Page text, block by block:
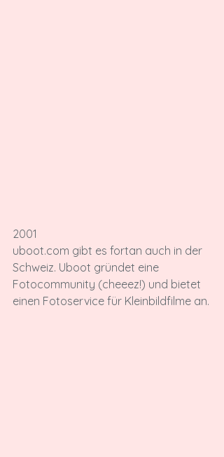
2001
uboot.com gibt es fortan auch in der
Schweiz. Uboot gründet eine
Fotocommunity (cheeez!) und bietet